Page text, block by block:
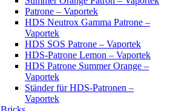
Patrone – Vaportek
HDS Neutrox Gamma Patrone –
Vaportek
HDS SOS Patrone – Vaportek
HDS-Patrone Lemon – Vaportek
HDS Patrone Summer Orange –
Vaportek
Ständer für HDS-Patronen –
Vaportek